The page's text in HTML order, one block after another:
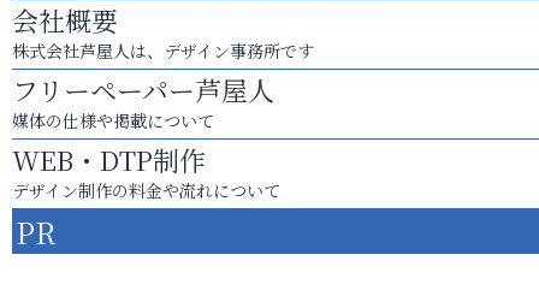
会社概要
株式会社芦屋人は、デザイン事務所です
フリーペーパー芦屋人
媒体の仕様や掲載について
WEB・DTP制作
デザイン制作の料金や流れについて
PR